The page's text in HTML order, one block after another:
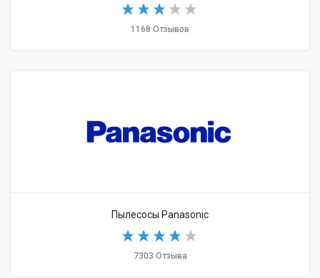
1168 Отзывов
Пылесосы Panasonic
7303 Отзыва